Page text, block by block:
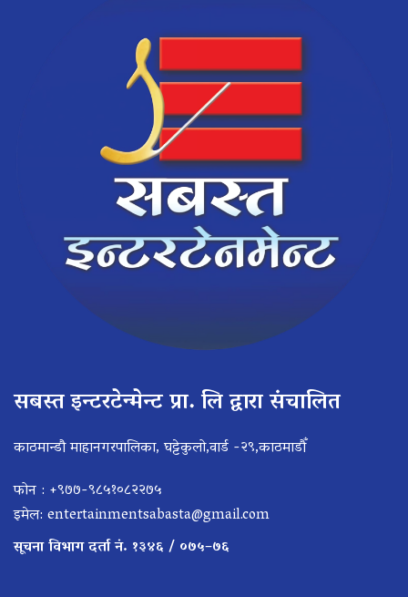
सबस्त इन्टरटेन्मेन्ट प्रा. लि द्वारा संचालित
काठमान्डौ माहानगरपालिका, घट्टेकुलो,वार्ड -२९,काठमाडौँ
फोन : +९७७-९८५१०८२२७५
इमेल: entertainmentsabasta@gmail.com
सूचना विभाग दर्ता नं. १३४६ / ०७५–७६